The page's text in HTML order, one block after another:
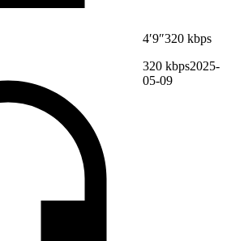
4′9″320 kbps
320 kbps2025-
05-09